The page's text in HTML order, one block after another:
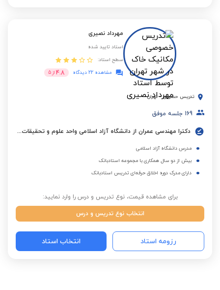
مهرداد نصیری
استاد تایید شده
سطح استاد:
مشاهده 22 دیدگاه
4.8 از 5
تدریس حضوری - تهران
169 جلسه موفق
دکترا مهندسی عمران از دانشگاه آزاد اسلامی واحد علوم و تحقیقات تهران
مدرس دانشگاه آزاد اسلامی
بیش از دو سال همکاری با مجموعه استادبانک
دارای مدرک دوره اخلاق حرفه‌ای تدریس استادبانک
برای مشاهده قیمت، نوع تدریس و درس را وارد نمایید:
انتخاب نوع تدریس و درس
رزومه استاد انتخاب استاد